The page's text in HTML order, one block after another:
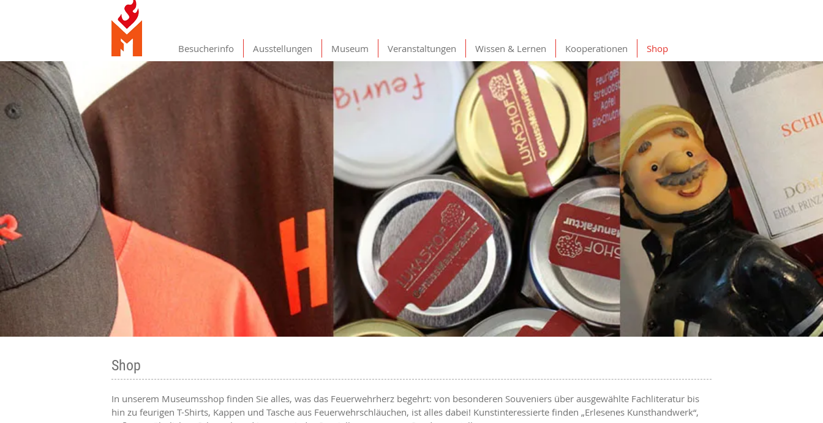
Besucherinfo Ausstellungen Museum Veranstaltungen Wissen & Lernen Kooperationen Shop
Shop
In unserem Museumsshop finden Sie alles, was das Feuerwehrherz begehrt: von besonderen Souveniers über ausgewählte Fachliteratur bis
hin zu feurigen T-Shirts, Kappen und Tasche aus Feuerwehrschläuchen, ist alles dabei! Kunstinteressierte finden „Erlesenes Kunsthandwerk“,